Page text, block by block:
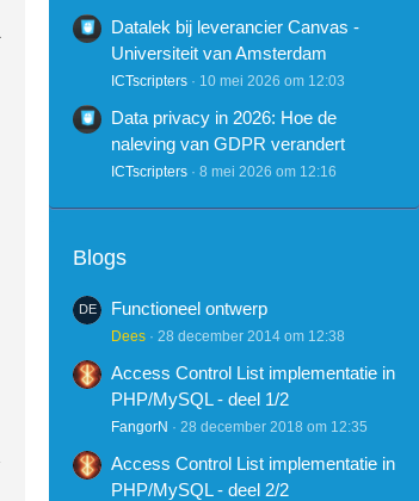
Datalek bij leverancier Canvas -
Universiteit van Amsterdam
ICTscripters 10 mei 2026 om 12:03
Data privacy in 2026: Hoe de
naleving van GDPR verandert
ICTscripters 8 mei 2026 om 12:16
Blogs
Functioneel ontwerp
Dees 28 december 2014 om 12:38
Access Control List implementatie in
PHP/MySQL - deel 1/2
FangorN 28 december 2018 om 12:35
Access Control List implementatie in
PHP/MySQL - deel 2/2